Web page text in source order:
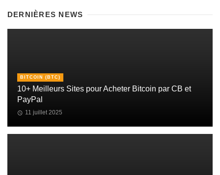
DERNIÈRES NEWS
BITCOIN (BTC)
10+ Meilleurs Sites pour Acheter Bitcoin par CB et
PayPal
11 juillet 2025